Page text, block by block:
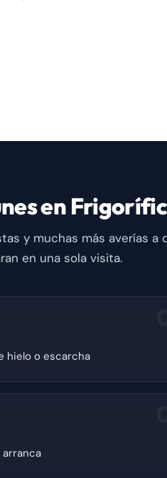
en
y muchas más averías a
en una sola visita.
hielo o escarcha
arranca